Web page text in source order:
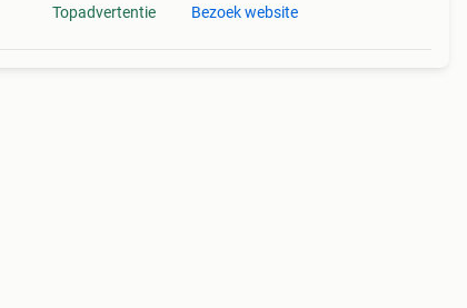
Topadvertentie Bezoek website